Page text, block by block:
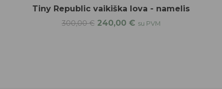
Tiny Republic vaikiška lova - namelis
300,00€ 240,00 € su PVM